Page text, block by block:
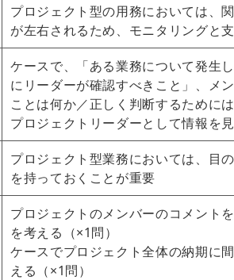
プロジェクト型の用務においては、
が左右されるため、モニタリングと
ケースで、「ある業務について発生
にリーダーが確認すべきこと」、メ
ことは何か／正しく判断するために
プロジェクトリーダーとして情報を
プロジェクト型業務においては、目
を持っておくことが重要
プロジェクトのメンバーのコメント
を考える（×1問）
ケースでプロジェクト全体の納期に
える（×1問）